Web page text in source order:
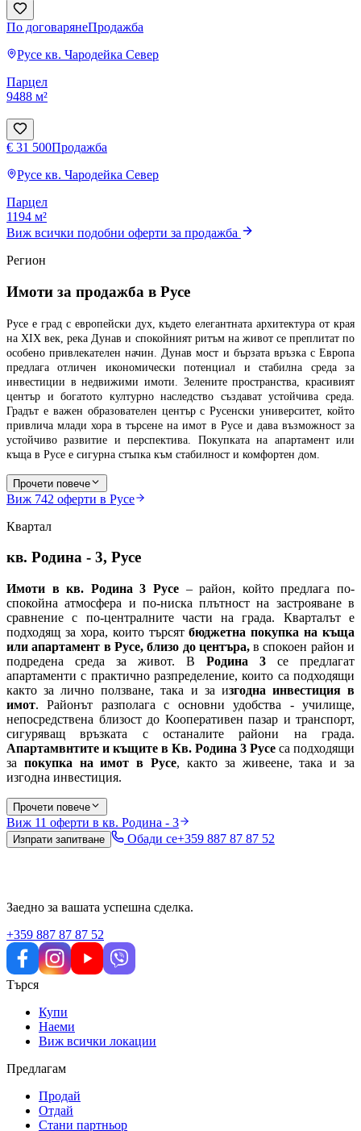
По договарянеПродажба
Русе кв. Чародейка Север
Парцел
9488 м²
€ 31 500Продажба
Русе кв. Чародейка Север
Парцел
1194 м²
Виж всички подобни оферти за продажба
Регион
Имоти за продажба в Русе
Русе е град с европейски дух, където елегантната архитектура от края
на XIX век, река Дунав и спокойният ритъм на живот се преплитат по
особено привлекателен начин. Дунав мост и бързата връзка с Европа
предлага отличен икономически потенциал и стабилна среда за
инвестиции в недвижими имоти.
Зелените пространства, красивият
център и богатото културно наследство създават устойчива среда.
Градът е важен образователен център с Русенски университет, който
привлича млади хора в търсене на имот в Русе и дава възможност за
устойчиво развитие и перспектива. Покупката на апартамент или
къща в Русе е сигурна стъпка към стабилност и комфортен дом.
Прочети повече
Виж 742 оферти в Русе
Квартал
кв. Родина - 3, Русе
Имоти в кв. Родина 3 Русе – район, който предлага по-
спокойна атмосфера и по-ниска плътност на застрояване в
сравнение с по-централните части на града. Кварталът е
подходящ за хора, които търсятбюджетна покупка на къща
или апартамент в Русе, близо до центъра,в спокоен район и
подредена среда за живот. В Родина 3 се предлагат
апартаменти с практично разпределение, които са подходящи
както за лично ползване, така и за изгодна инвестиция в
имот. Районът разполага с основни удобства - училище,
непосредствена близост до Кооперативен пазар и транспорт,
сигуряващ връзката с останалите райони на града.
Апартамвнтите и къщите в Кв. Родина 3 Русе са подходящи
за покупка на имот в Русе, както за живеене, така и за
изгодна инвестиция.
Прочети повече
Виж 11 оферти в кв. Родина - 3
Изпрати запитване Обади се+359 887 87 87 52
Заедно за вашата успешна сделка.
+359 887 87 87 52
Търся
Купи
Наеми
Виж всички локации
Предлагам
Продай
Отдай
Стани партньор